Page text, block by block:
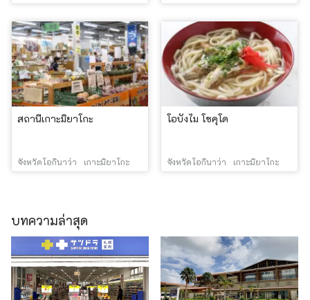
สถานีเกาะมิยาโกะ
จังหวัดโอกินาว่า เกาะมิยาโกะ
โอบังไม โชคุโด
จังหวัดโอกินาว่า เกาะมิยาโกะ
บทความล่าสุด